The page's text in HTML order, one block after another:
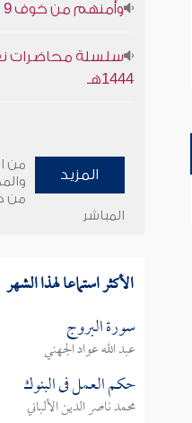
وأمنهم من خوف 9
سلسلة محاضرات
1444هـ
المزيد
من
من
المباشر
الأكثر استماعا لهذا الشهر
سورة البروج
عبد الله عواد الجهني
حكم العمل فى البنوك
محمد ناصر الدين الألباني